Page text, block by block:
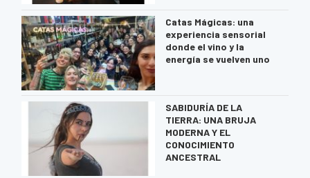
Catas Mágicas: una
experiencia sensorial
donde el vino y la
energía se vuelven uno
SABIDURÍA DE LA
TIERRA: UNA BRUJA
MODERNA Y EL
CONOCIMIENTO
ANCESTRAL